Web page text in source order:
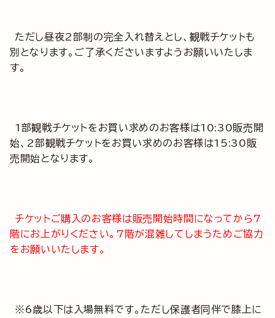
ただし昼夜2部制の完全入れ替えとし、観戦チケットも
別となります。ご了承くださいますようお願いいたしま
す。
1部観戦チケットをお買い求めのお客様は10:30販売開
始、2部観戦チケットをお買い求めのお客様は15:30販
売開始となります。
チケットご購入のお客様は販売開始時間になってから7
階にお上がりください。7階が混雑してしまうためご協力
をお願いいたします。
※6歳以下は入場無料です。ただし保護者同伴で膝上に